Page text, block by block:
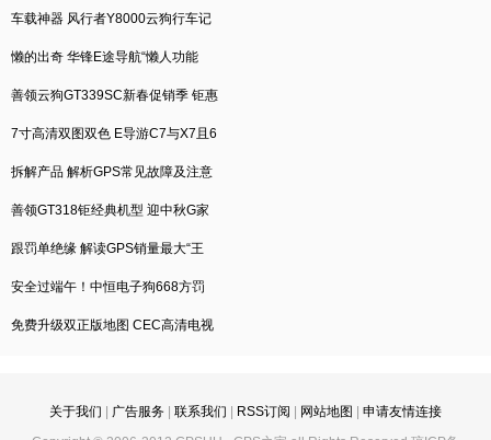
车载神器 风行者Y8000云狗行车记
懒的出奇 华锋E途导航“懒人功能
善领云狗GT339SC新春促销季 钜惠
7寸高清双图双色 E导游C7与X7且6
拆解产品 解析GPS常见故障及注意
善领GT318钜经典机型 迎中秋G家
跟罚单绝缘 解读GPS销量最大“王
安全过端午！中恒电子狗668方罚
免费升级双正版地图 CEC高清电视
关于我们 广告服务 联系我们 RSS订阅 网站地图
申请友情连接